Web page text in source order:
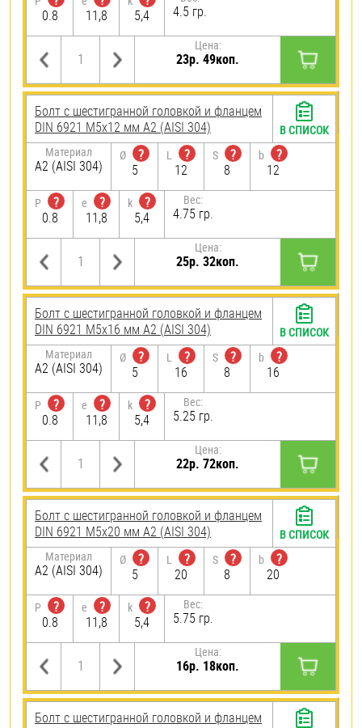
0.8
11,8
5,4
4.5 гр.
Цена:
23р. 49коп.
Болт с шестигранной головкой и фланцем
DIN 6921 М5х12 мм А2 (AISI 304)
Материал
А2 (AISI 304)
Ø
?
5
L
?
12
S
?
8
b
?
12
P
?
0.8
e
?
11,8
k
?
5,4
Вес:
4.75 гр.
Цена:
25р. 32коп.
В СПИСОК
Болт с шестигранной головкой и фланцем
DIN 6921 М5х16 мм А2 (AISI 304)
Материал
А2 (AISI 304)
Ø
?
5
L
?
16
S
?
8
b
?
16
P
?
0.8
e
?
11,8
k
?
5,4
Вес:
5.25 гр.
Цена:
22р. 72коп.
В СПИСОК
Болт с шестигранной головкой и фланцем
DIN 6921 М5х20 мм А2 (AISI 304)
Материал
А2 (AISI 304)
Ø
?
5
L
?
20
S
?
8
b
?
20
P
?
0.8
e
?
11,8
k
?
5,4
Вес:
5.75 гр.
Цена:
16р. 18коп.
В СПИСОК
Болт с шестигранной головкой и фланцем